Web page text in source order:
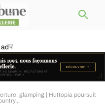
ad☟
glamping | Huttopia poursuit